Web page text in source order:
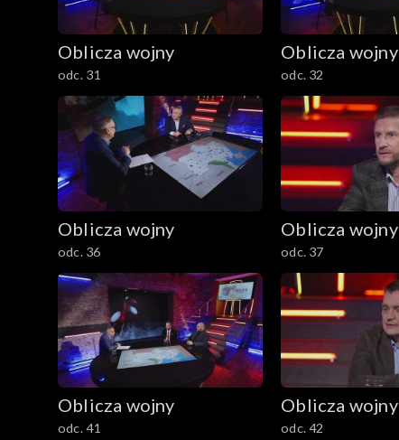
Oblicza wojny
odc. 31
Oblicza wojny
odc. 32
Oblicza wojny
odc. 36
Oblicza wojny
odc. 37
Oblicza wojny
odc. 41
Oblicza wojny
odc. 42